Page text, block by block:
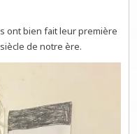
ont bien fait leur première
siècle de notre ère.